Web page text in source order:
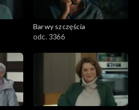
Barwy szczęścia
odc. 3366